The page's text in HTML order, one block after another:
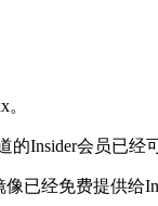
Insider会员已
已经免费提供